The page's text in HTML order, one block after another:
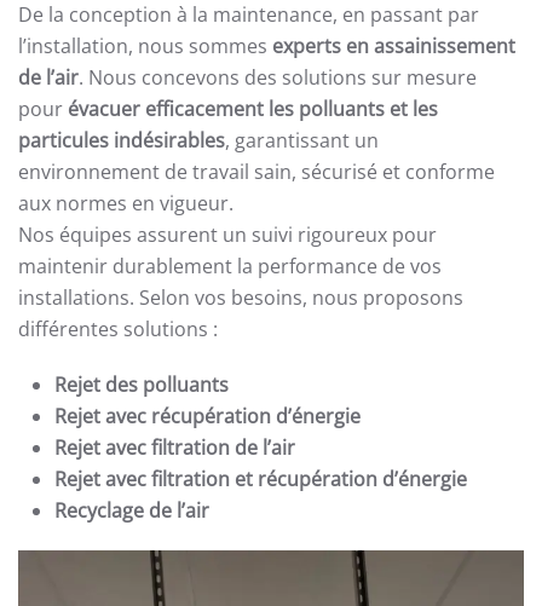
De la conception à la maintenance, en passant par
l’installation, nous sommes experts en assainissement
de l’air. Nous concevons des solutions sur mesure
pour évacuer efficacement les polluants et les
particules indésirables, garantissant un
environnement de travail sain, sécurisé et conforme
aux normes en vigueur.
Nos équipes assurent un suivi rigoureux pour
maintenir durablement la performance de vos
installations. Selon vos besoins, nous proposons
différentes solutions :
Rejet des polluants
Rejet avec récupération d’énergie
Rejet avec filtration de l’air
Rejet avec filtration et récupération d’énergie
Recyclage de l’air